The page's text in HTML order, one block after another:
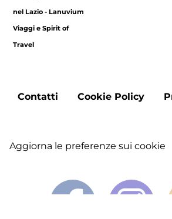
nel Lazio - Lanuvium
Viaggi e Spirit of
Travel
Footer
Contatti Cookie Policy
Aggiorna le preferenze sui cookie